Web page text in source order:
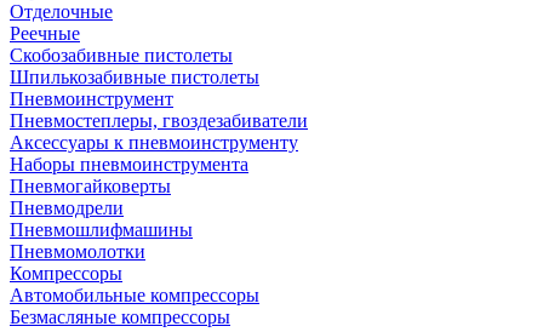
Отделочные
Реечные
Скобозабивные пистолеты
Шпилькозабивные пистолеты
Пневмоинструмент
Пневмостеплеры, гвоздезабиватели
Аксессуары к пневмоинструменту
Наборы пневмоинструмента
Пневмогайковерты
Пневмодрели
Пневмошлифмашины
Пневмомолотки
Компрессоры
Автомобильные компрессоры
Безмасляные компрессоры